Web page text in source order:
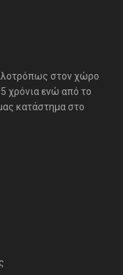
στον χώρο
χρόνια ενώ από το
κατάστημα στο